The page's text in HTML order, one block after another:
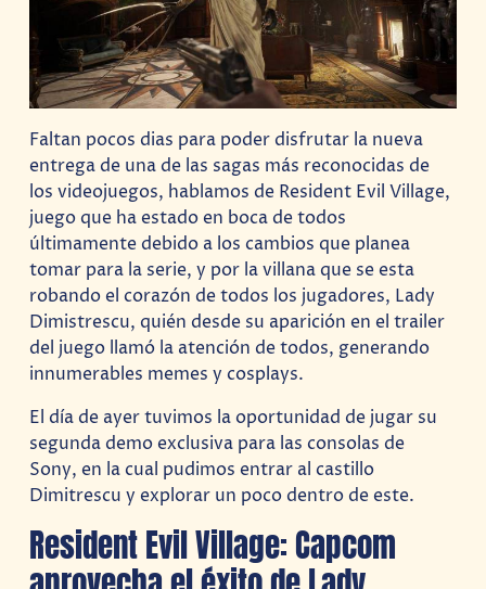
Faltan pocos dias para poder disfrutar la nueva
entrega de una de las sagas más reconocidas de
los videojuegos, hablamos de Resident Evil Village,
juego que ha estado en boca de todos
últimamente debido a los cambios que planea
tomar para la serie, y por la villana que se esta
robando el corazón de todos los jugadores, Lady
Dimistrescu, quién desde su aparición en el trailer
del juego llamó la atención de todos, generando
innumerables memes y cosplays.
El día de ayer tuvimos la oportunidad de jugar su
segunda demo exclusiva para las consolas de
Sony, en la cual pudimos entrar al castillo
Dimitrescu y explorar un poco dentro de este.
Resident Evil Village: Capcom